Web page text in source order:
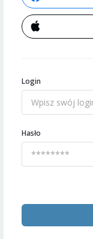
Login
Hasło